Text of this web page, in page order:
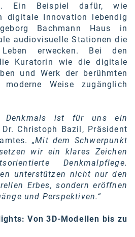
Ein Beispiel dafür, wie
digitale Innovation lebendig
Bachmann Haus in
audiovisuelle Stationen die
erwecken. Bei den
Kuratorin wie die digitale
und Werk der berühmten
Weise zugänglich
Denkmals ist für uns ein
Christoph Bazil, Präsident
„Mit dem Schwerpunkt
wir ein klares Zeichen
Denkmalpflege.
unterstützen nicht nur den
Erbes, sondern eröffnen
und Perspektiven.“
Von 3D-Modellen bis zu